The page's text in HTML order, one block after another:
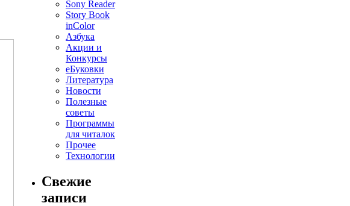
Sony Reader
Story Book
inColor
Азбука
Акции и
Конкурсы
еБуковки
Литература
Новости
Полезные
советы
Программы
для читалок
Прочее
Технологии
Свежие
записи